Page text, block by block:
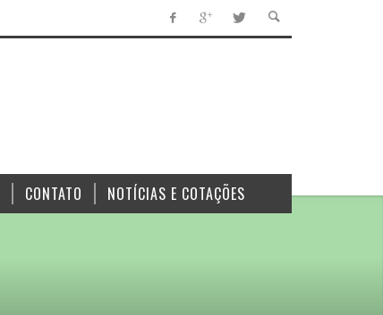
CONTATO NOTÍCIAS E COTAÇÕES